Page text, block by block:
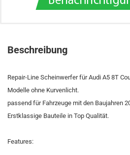
Beschreibung
Repair-Line Scheinwerfer für Audi A5 8T
Modelle ohne Kurvenlicht.
passend für Fahrzeuge mit den Baujahren
Erstklassige Bauteile in Top Qualität.
Features: